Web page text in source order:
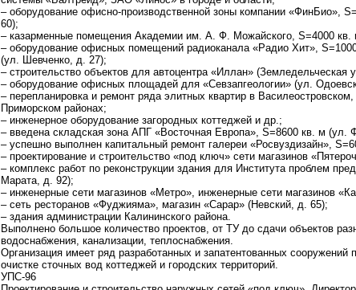
– оборудование офисно-производственной зоны компании «ФинБио»,
60);
– казарменные помещения Академии им. А. Ф. Можайского, S=4000 кв.
– оборудование офисных помещений радиоканала «Радио Хит»,
(ул. Шевченко, д. 27);
– строительство объектов для автоцентра «Иллан» (Земледельческая
– оборудование офисных площадей для «Севзапгеологии» (ул.
– перепланировка и ремонт ряда элитных квартир в
Приморском районах;
– инженерное оборудование загородных коттеджей и др.;
– введена складская зона АПГ «Восточная Европа», S=8600 кв. м (ул.
– успешно выполнен капитальный ремонт галереи «Росвуздизайн»,
– проектирование и строительство «под ключ» сети магазинов
– комплекс работ по реконструкции здания для Института проблем
Марата, д. 92);
– инженерные сети магазинов «Метро», инженерные сети магазинов
– сеть ресторанов «Фуджияма», магазин «Сарар» (Невский, д. 65);
– здания администрации Калининского района.
Выполнено большое количество проектов, от ТУ до сдачи объектов
водоснабжения, канализации, теплоснабжения.
Организация имеет ряд разработанных и запатентованных сооружений
очистке сточных вод коттеджей и городских территорий.
УПС-96